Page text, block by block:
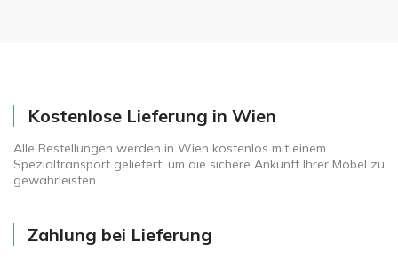
Kostenlose Lieferung in Wien
Alle Bestellungen werden in Wien kostenlos mit einem
Spezialtransport geliefert, um die sichere Ankunft Ihrer Möbel zu
gewährleisten.
Zahlung bei Lieferung